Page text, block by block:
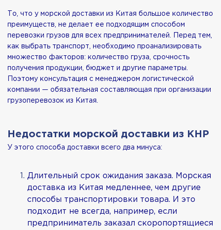
То, что у морской доставки из Китая большое количество
преимуществ, не делает ее подходящим способом
перевозки грузов для всех предпринимателей. Перед тем,
как выбрать транспорт, необходимо проанализировать
множество факторов: количество груза, срочность
получения продукции, бюджет и другие параметры.
Поэтому консультация с менеджером логистической
компании — обязательная составляющая при организации
грузоперевозок из Китая.
Недостатки морской доставки из КНР
У этого способа доставки всего два минуса:
Длительный срок ожидания заказа. Морская
доставка из Китая медленнее, чем другие
способы транспортировки товара. И это
подходит не всегда, например, если
предприниматель заказал скоропортящиеся